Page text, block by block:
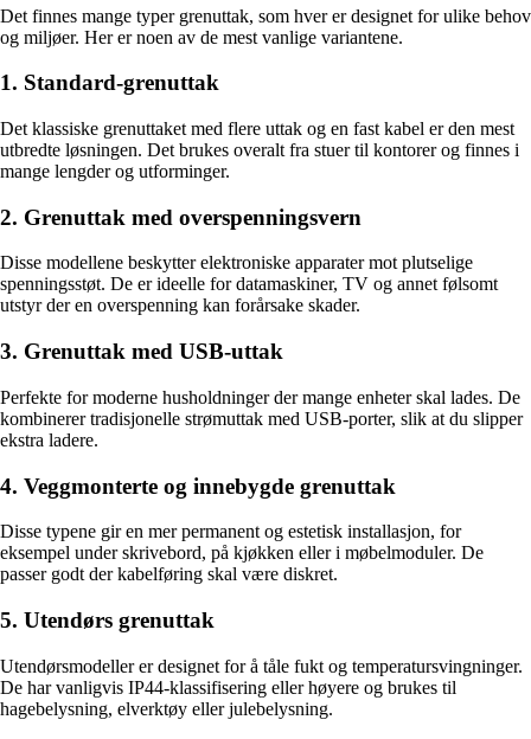
Det finnes mange typer grenuttak, som hver er designet for ulike behov
og miljøer. Her er noen av de mest vanlige variantene.
1. Standard-grenuttak
Det klassiske grenuttaket med flere uttak og en fast kabel er den mest
utbredte løsningen. Det brukes overalt fra stuer til kontorer og finnes i
mange lengder og utforminger.
2. Grenuttak med overspenningsvern
Disse modellene beskytter elektroniske apparater mot plutselige
spenningsstøt. De er ideelle for datamaskiner, TV og annet følsomt
utstyr der en overspenning kan forårsake skader.
3. Grenuttak med USB-uttak
Perfekte for moderne husholdninger der mange enheter skal lades. De
kombinerer tradisjonelle strømuttak med USB-porter, slik at du slipper
ekstra ladere.
4. Veggmonterte og innebygde grenuttak
Disse typene gir en mer permanent og estetisk installasjon, for
eksempel under skrivebord, på kjøkken eller i møbelmoduler. De
passer godt der kabelføring skal være diskret.
5. Utendørs grenuttak
Utendørsmodeller er designet for å tåle fukt og temperatursvingninger.
De har vanligvis IP44-klassifisering eller høyere og brukes til
hagebelysning, elverktøy eller julebelysning.